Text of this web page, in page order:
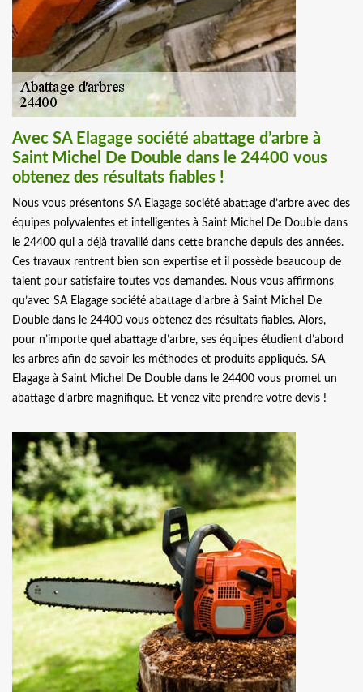
Avec SA Elagage société abattage d’arbre à
Saint Michel De Double dans le 24400 vous
obtenez des résultats fiables !
Nous vous présentons SA Elagage société abattage d’arbre avec des
équipes polyvalentes et intelligentes à Saint Michel De Double dans
le 24400 qui a déjà travaillé dans cette branche depuis des années.
Ces travaux rentrent bien son expertise et il possède beaucoup de
talent pour satisfaire toutes vos demandes. Nous vous affirmons
qu’avec SA Elagage société abattage d’arbre à Saint Michel De
Double dans le 24400 vous obtenez des résultats fiables. Alors,
pour n’importe quel abattage d’arbre, ses équipes étudient d’abord
les arbres afin de savoir les méthodes et produits appliqués. SA
Elagage à Saint Michel De Double dans le 24400 vous promet un
abattage d’arbre magnifique. Et venez vite prendre votre devis !